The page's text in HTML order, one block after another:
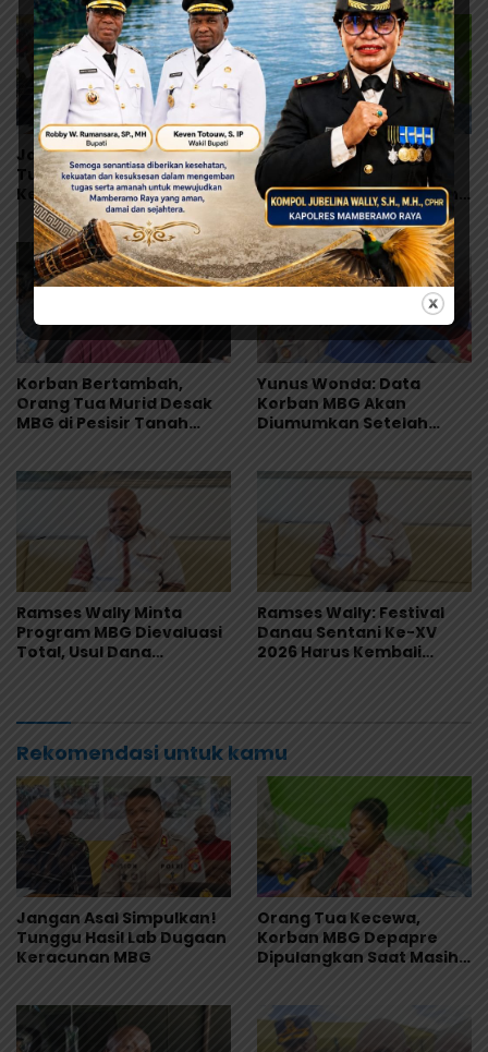
Jangan Asal Simpulkan!
Tunggu Hasil Lab Dugaan
Keracunan MBG
Orang Tua Kecewa,
Korban MBG Depapre
Dipulangkan Saat Masih
Muntah dan Diare
Korban Bertambah,
Orang Tua Murid Desak
MBG di Pesisir Tanah
Yunus Wonda: Data
Korban MBG Akan
Diumumkan Setelah
Ramses Wally Minta
Program MBG Dievaluasi
Total, Usul Dana
Ramses Wally: Festival
Danau Sentani Ke-XV
2026 Harus Kembali
Rekomendasi untuk kamu
Jangan Asal Simpulkan!
Tunggu Hasil Lab Dugaan
Keracunan MBG
Orang Tua Kecewa,
Korban MBG Depapre
Dipulangkan Saat Masih